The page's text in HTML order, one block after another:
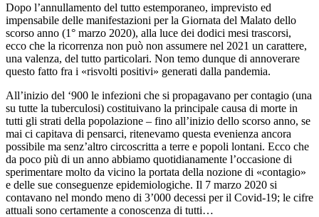
Dopo l’annullamento del tutto estemporaneo, imprevisto ed
impensabile delle manifestazioni per la Giornata del Malato dello
scorso anno (1° marzo 2020), alla luce dei dodici mesi trascorsi,
ecco che la ricorrenza non può non assumere nel 2021 un carattere,
una valenza, del tutto particolari. Non temo dunque di annoverare
questo fatto fra i «risvolti positivi» generati dalla pandemia.
All’inizio del ‘900 le infezioni che si propagavano per contagio (una
su tutte la tuberculosi) costituivano la principale causa di morte in
tutti gli strati della popolazione – fino all’inizio dello scorso anno, se
mai ci capitava di pensarci, ritenevamo questa evenienza ancora
possibile ma senz’altro circoscritta a terre e popoli lontani. Ecco che
da poco più di un anno abbiamo quotidianamente l’occasione di
sperimentare molto da vicino la portata della nozione di «contagio»
e delle sue conseguenze epidemiologiche. Il 7 marzo 2020 si
contavano nel mondo meno di 3’000 decessi per il Covid-19; le cifre
attuali sono certamente a conoscenza di tutti…